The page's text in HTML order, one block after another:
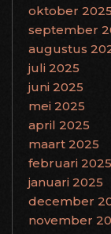
oktober 2025
september
augustus
juli 2025
juni 2025
mei 2025
april 2025
maart 2025
februari 2025
januari 2025
december
november